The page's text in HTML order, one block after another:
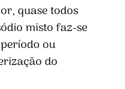
quase todos
misto faz-se
ou
do